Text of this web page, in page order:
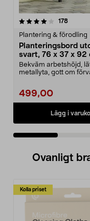
178
Plantering & förodling
Planteringsbord
svart, 76 x 37 x 92
Bekväm arbetshöjd,
metallyta, gott om
499,00
Lägg i
4.5 av 5 stjärnor
Ovanligt
Kolla priset